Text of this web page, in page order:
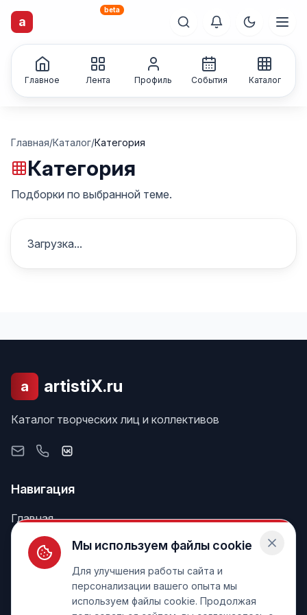
a
beta
Главное Лента Профиль События Каталог
Главная/Каталог/Категория
Категория
Подборки по выбранной теме.
Загрузка...
a artistiX.ru
Каталог творческих лиц и коллективов
Навигация
Главная
Поиск
Лента
Информация
Мы используем файлы cookie
Для улучшения работы сайта и
персонализации вашего опыта мы
используем файлы cookie. Продолжая